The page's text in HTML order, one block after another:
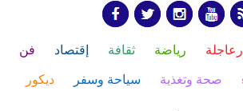
رياضة ثقافة إقتصاد فن
صحة وتغذية سياحة وسفر ديكور